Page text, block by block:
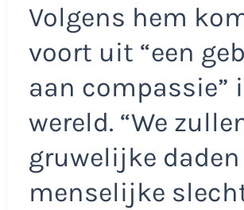
Volgens hem
voort uit “een
aan compassie”
wereld. “We
gruwelijke
menselijke